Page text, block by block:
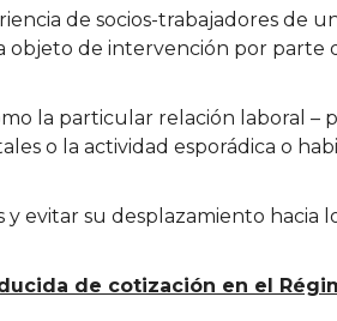
de socios-trabajadores de
objeto de intervención por parte
la particular relación laboral –
o la actividad esporádica o
evitar su desplazamiento hacia
de cotización en el